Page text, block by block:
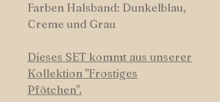
Farben Halsband: Dunkelblau,
Creme und Grau
Dieses SET kommt aus unserer
Kollektion "Frostiges
Pfötchen".